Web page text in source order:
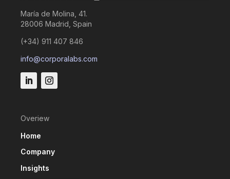
María de Molina, 41.
28006 Madrid, Spain
(+34) 911 407 846
info@corporalabs.com
Overiew
Home
Company
Insights